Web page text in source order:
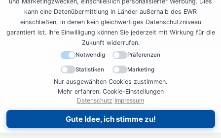
kann eine Datenübermittlung in Länder außerhalb des EWR
einschließen, in denen kein gleichwertiges Datenschutzniveau
garantiert ist. Ihre Einwilligung können Sie jederzeit mit Wirkung für die
Zukunft widerrufen.
Notwendig Präferenzen
Statistiken Marketing
Nur ausgewählten Cookies zustimmen.
Mehr erfahren: Cookie-Einstellungen
Datenschutz Impressum
Gute Idee, ich stimme zu!
Engagieren
Zeit spenden
Schule & Jugend
Schulmaterial
Materialien für den
Unterricht